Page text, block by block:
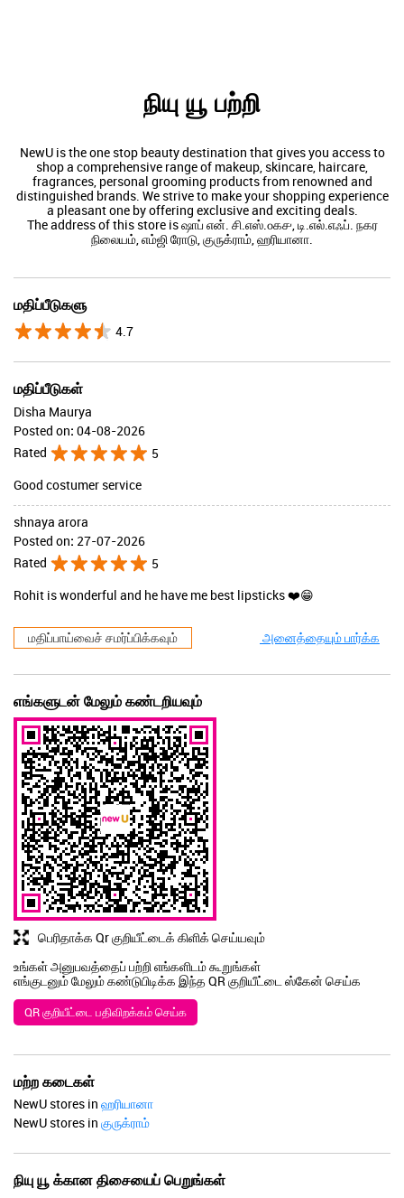
நியு யூ பற்றி
NewU is the one stop beauty destination that gives you access to
shop a comprehensive range of makeup, skincare, haircare,
fragrances, personal grooming products from renowned and
distinguished brands. We strive to make your shopping experience
a pleasant one by offering exclusive and exciting deals.
The address of this store is ஷாப் என். சி.எஸ்.௦௧௪, டி.எல்.எஃப். நகர
நிலையம், எம்ஜி ரோடு, குருக்ராம், ஹரியானா.
மதிப்பீடுகளு
4.7
மதிப்பீடுகள்
Disha Maurya
Posted on: 04-08-2026
Rated
5
Good costumer service
shnaya arora
Posted on: 27-07-2026
Rated
5
Rohit is wonderful and he have me best lipsticks ❤️😁
மதிப்பாய்வைச் சமர்ப்பிக்கவும் அனைத்தையும் பார்க்க
எங்களுடன் மேலும் கண்டறியவும்
பெரிதாக்க Qr குறியீட்டைக் கிளிக் செய்யவும்
உங்கள் அனுபவத்தைப் பற்றி எங்களிடம் கூறுங்கள்
எங்குடனும் மேலும் கண்டுபிடிக்க இந்த QR குறியீட்டை ஸ்கேன் செய்க
QR குறியீட்டை பதிவிறக்கம் செய்க
மற்ற கடைகள்
NewU stores in ஹரியானா
NewU stores in குருக்ராம்
நியு யூ க்கான திசையைப் பெறுங்கள்